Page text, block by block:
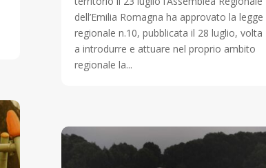
dell’Emilia Romagna ha approvato la legge
regionale n.10, pubblicata il 28 luglio, volta
a introdurre e attuare nel proprio ambito
regionale la...